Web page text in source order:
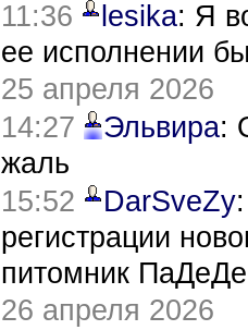
11:36
lesika: Я
ее исполнении
25 апреля 2026
14:27
Эльвира:
жаль
15:52
DarSveZy
регистрации
питомник
26 апреля 2026